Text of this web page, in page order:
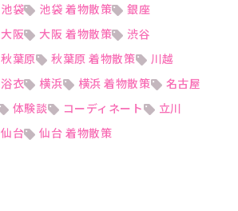
池袋 池袋 着物散策
銀座
大阪 大阪 着物散策
渋谷
秋葉原 秋葉原 着物散策
川越
浴衣 横浜 横浜 着物散策
名古屋
体験談 コーディネート
立川
仙台 仙台 着物散策